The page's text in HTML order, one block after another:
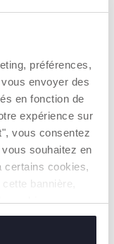
préférences,
envoyer des
en fonction de
expérience sur
vous consentez
souhaitez en
certains cookies,
bannière,
cookies
demandé.
ventouse
le bol
AU